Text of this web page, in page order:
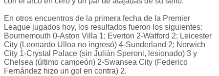
En otros encuentros de la primera fecha de la Premier
League jugados hoy, los resultados fueron los siguientes:
Bournemouth 0-Aston Villa 1; Everton 2-Watford 2; Leicester
City (Leonardo Ulloa no ingresó) 4-Sunderland 2; Norwich
City 1-Crystal Palace (sin Julián Speroni, lesionado) 3 y
Chelsea (último campeón) 2-Swansea City (Federico
Fernández hizo un gol en contra) 2.